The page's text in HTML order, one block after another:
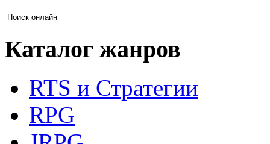
Каталог жанров
RTS и Стратегии
RPG